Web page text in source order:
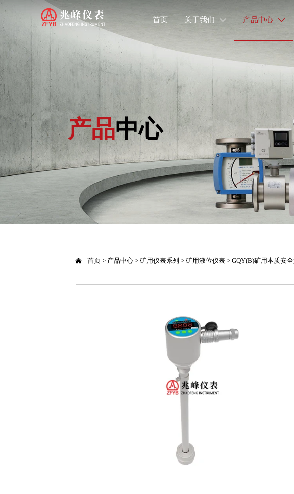
首页 关于我们  产品中心 
产品中心
 首页 > 产品中心 >矿用仪表系列 >矿用液位仪表 >GQY(B)矿用本质安